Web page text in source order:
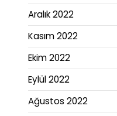
Aralık 2022
Kasım 2022
Ekim 2022
Eylül 2022
Ağustos 2022